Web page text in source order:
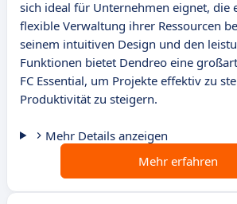
sich ideal für Unternehmen eignet, die
flexible Verwaltung ihrer Ressourcen
seinem intuitiven Design und den
Funktionen bietet Dendreo eine
FC Essential, um Projekte effektiv zu
Produktivität zu steigern.
Mehr Details anzeigen
Mehr erfahren